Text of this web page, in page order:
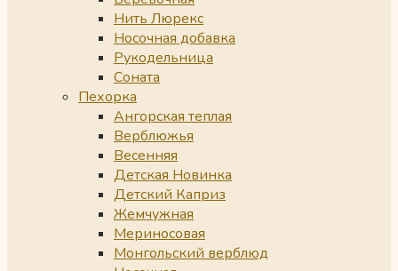
Нить Люрекс
Носочная добавка
Рукодельница
Соната
Пехорка
Ангорская теплая
Верблюжья
Весенняя
Детская Новинка
Детский Каприз
Жемчужная
Мериносовая
Монгольский верблюд